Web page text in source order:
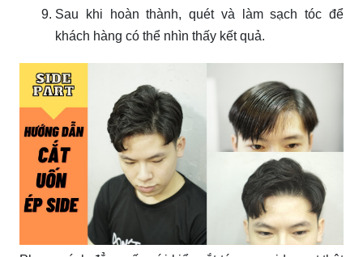
Sau khi hoàn thành, quét và làm sạch tóc để
khách hàng có thể nhìn thấy kết quả.